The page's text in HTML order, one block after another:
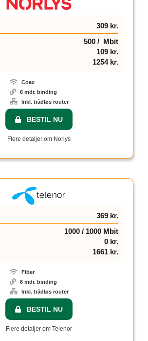
309 kr.
500 / Mbit
109 kr.
1254 kr.
Coax
6 mdr. binding
Inkl. trådløs router
BESTIL NU
Flere detaljer om Norlys
369 kr.
1000 / 1000 Mbit
0 kr.
1661 kr.
Fiber
6 mdr. binding
Inkl. trådløs router
BESTIL NU
Flere detaljer om Telenor